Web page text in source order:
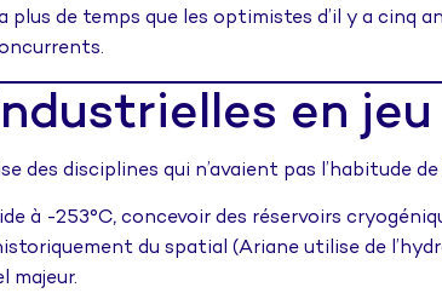
de temps que les optimistes d’il y a cinq
en jeu
disciplines qui n’avaient pas l’habitude
à -253°C, concevoir des réservoirs
du spatial (Ariane utilise de
majeur.